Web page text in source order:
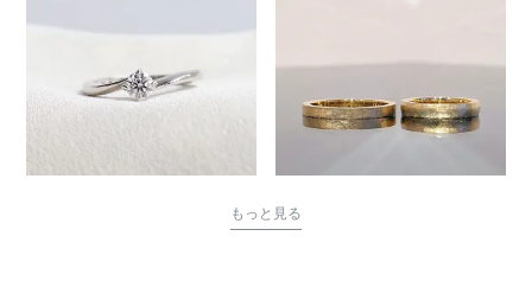
もっと見る